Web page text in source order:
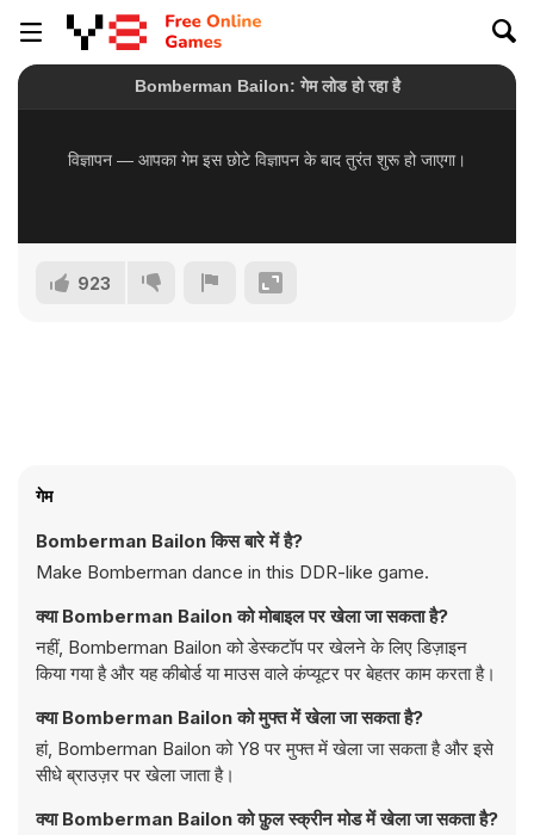
923
गेम
Bomberman Bailon किस बारे में है?
Make Bomberman dance in this DDR-like game.
क्या Bomberman Bailon को मोबाइल पर खेला जा सकता है?
नहीं, Bomberman Bailon को डेस्कटॉप पर खेलने के लिए डिज़ाइन
किया गया है और यह कीबोर्ड या माउस वाले कंप्यूटर पर बेहतर काम करता है।
क्या Bomberman Bailon को मुफ्त में खेला जा सकता है?
हां, Bomberman Bailon को Y8 पर मुफ्त में खेला जा सकता है और इसे
सीधे ब्राउज़र पर खेला जाता है।
क्या Bomberman Bailon को फ़ुल स्क्रीन मोड में खेला जा सकता है?